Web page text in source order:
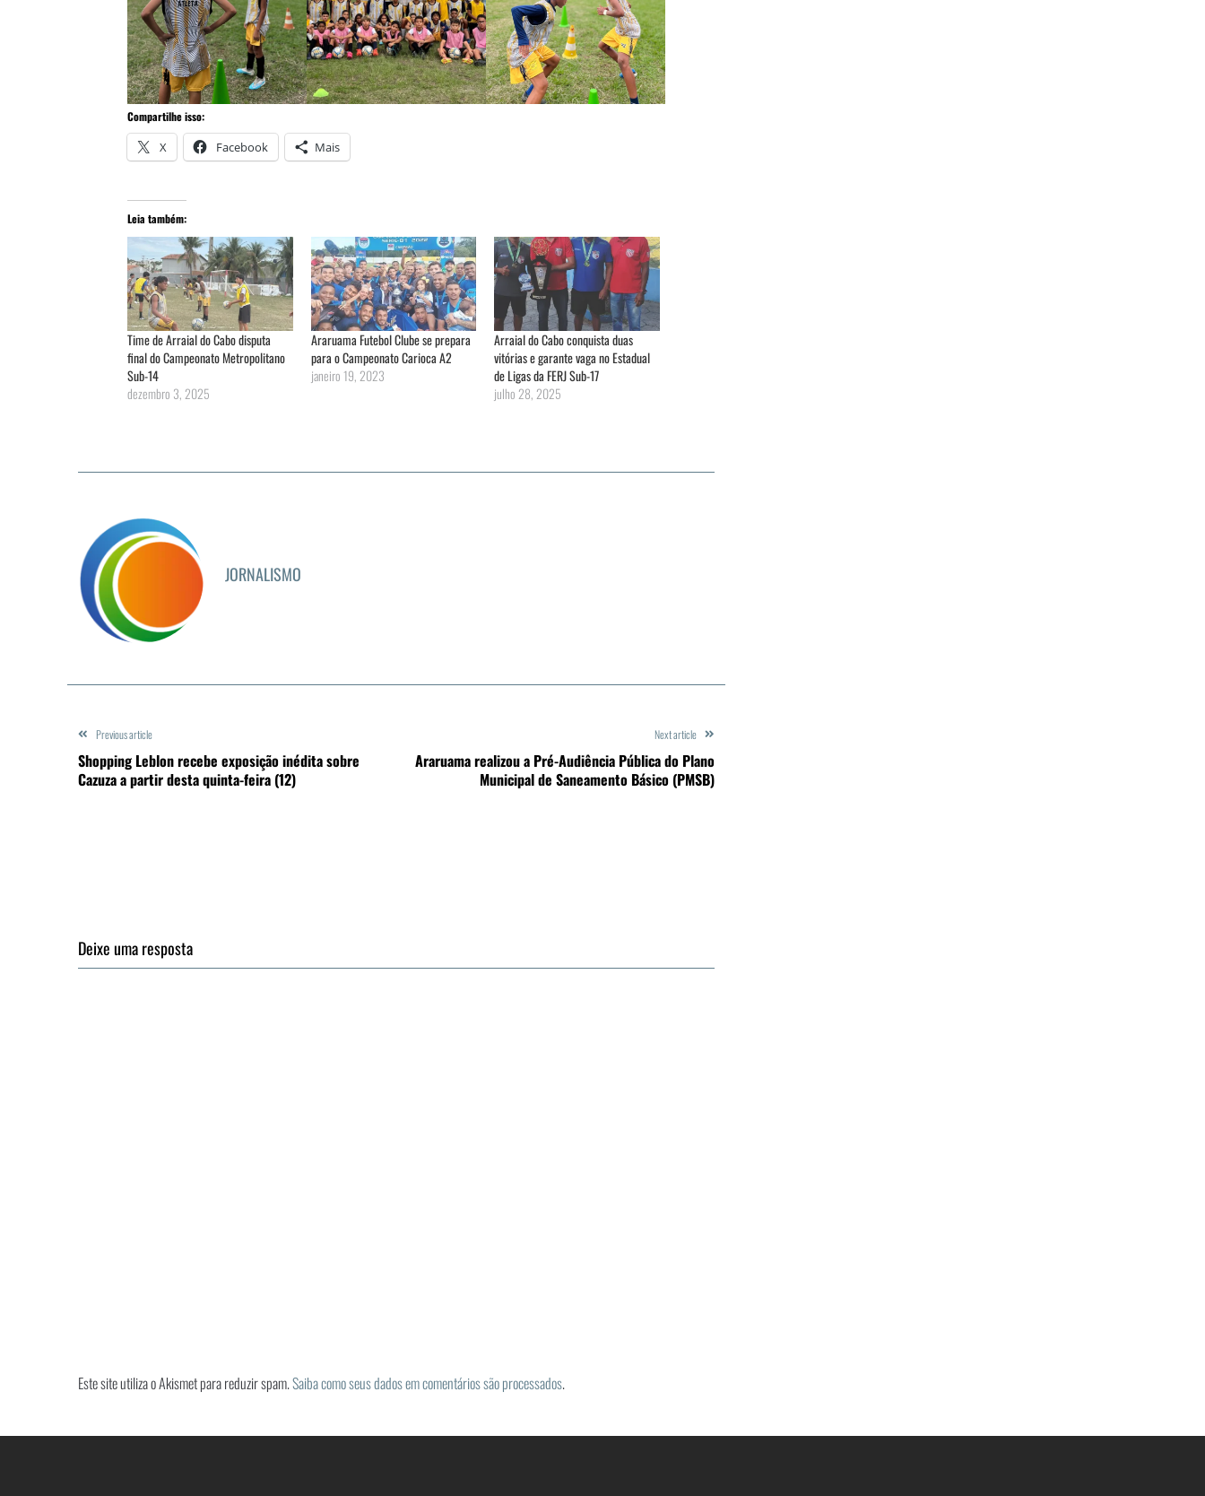
Compartilhe isso:
X Facebook Mais
Leia também:
Time de Arraial do Cabo disputa
final do Campeonato Metropolitano
Sub-14
dezembro 3, 2025
Araruama Futebol Clube se prepara
para o Campeonato Carioca A2
janeiro 19, 2023
Arraial do Cabo conquista duas
vitórias e garante vaga no Estadual
de Ligas da FERJ Sub-17
julho 28, 2025
JORNALISMO
Previous article
Shopping Leblon recebe exposição inédita sobre
Cazuza a partir desta quinta-feira (12)
Next article
Araruama realizou a Pré-Audiência Pública do Plano
Municipal de Saneamento Básico (PMSB)
Deixe uma resposta
Este site utiliza o Akismet para reduzir spam.Saiba como seus dados em comentários são processados.